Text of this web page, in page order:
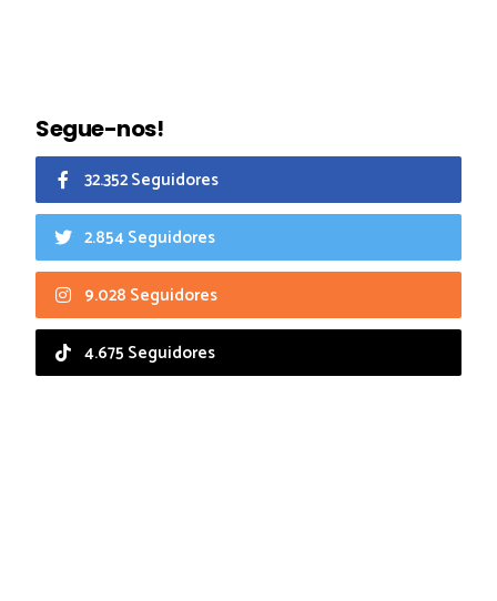
Segue-nos!
32.352 Seguidores
2.854 Seguidores
9.028 Seguidores
4.675 Seguidores